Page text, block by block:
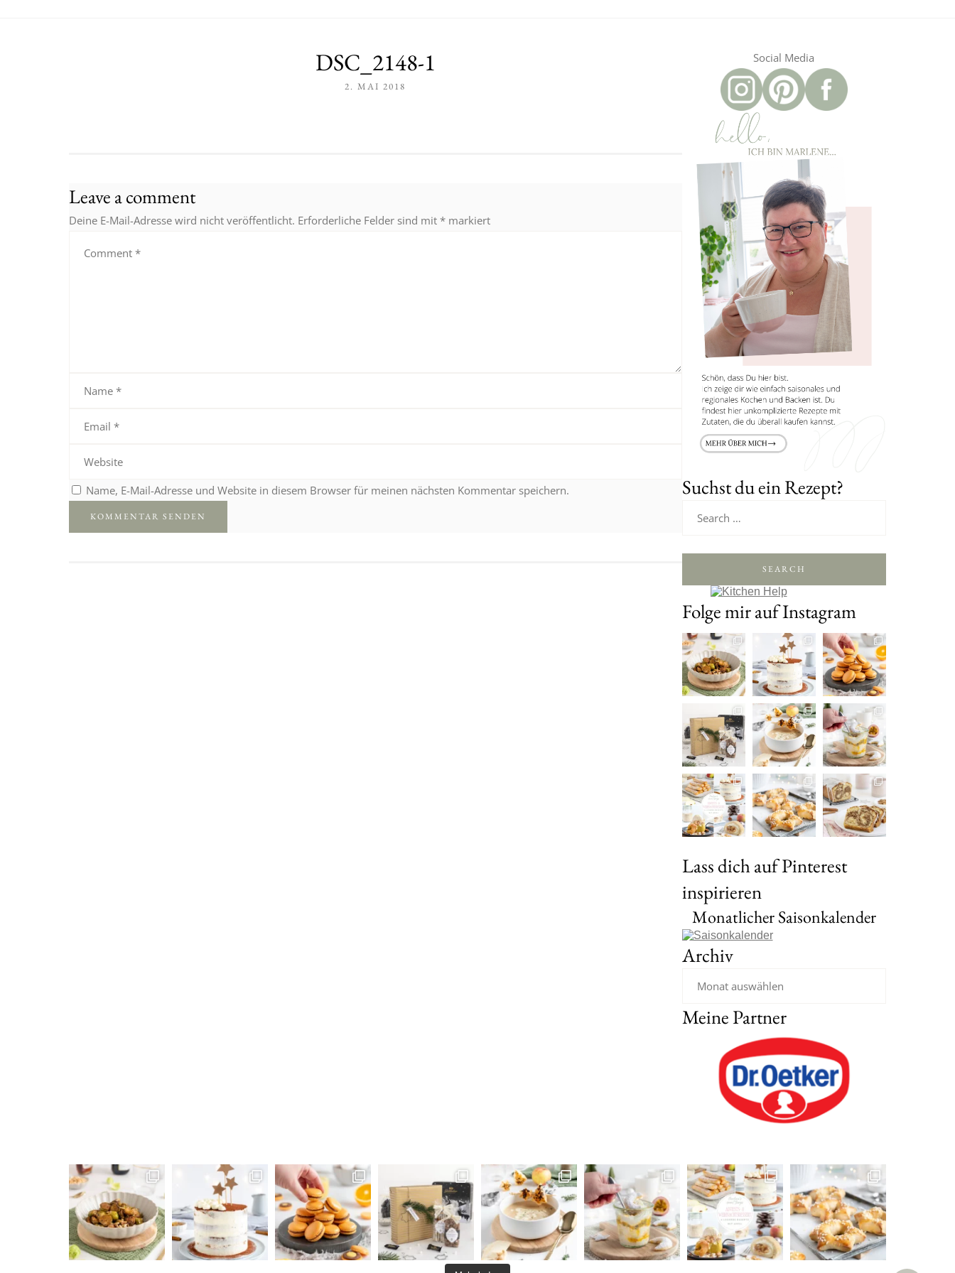
DSC_2148-1
2. MAI 2018
Leave a comment
Deine E-Mail-Adresse wird nicht veröffentlicht. Erforderliche Felder sind mit * markiert
Name, E-Mail-Adresse und Website in diesem Browser für meinen nächsten Kommentar speichern.
Social Media
Suchst du ein Rezept?
SEARCH
Folge mir auf Instagram
Lass dich auf Pinterest
inspirieren
Monatlicher Saisonkalender
Archiv
Meine Partner